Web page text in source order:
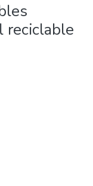
reciclable